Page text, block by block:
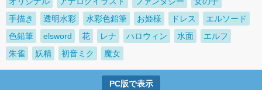
手描き
透明水彩 水彩色鉛筆 お姫様 ドレス
エルソード
色鉛筆
elsword 花 レナ ハロウィン 水面
エルフ
朱雀
妖精 初音ミク 魔女
PC版で表示